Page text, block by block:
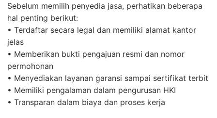
Sebelum memilih penyedia jasa, perhatikan beberapa
hal penting berikut:
• Terdaftar secara legal dan memiliki alamat kantor
jelas
• Memberikan bukti pengajuan resmi dan nomor
permohonan
• Menyediakan layanan garansi sampai sertifikat terbit
• Memiliki pengalaman dalam pengurusan HKI
• Transparan dalam biaya dan proses kerja